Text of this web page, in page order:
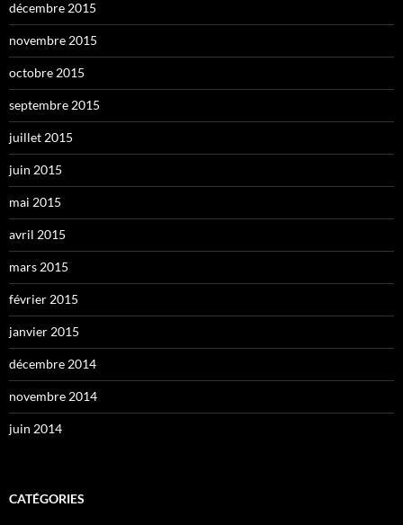
décembre 2015
novembre 2015
octobre 2015
septembre 2015
juillet 2015
juin 2015
mai 2015
avril 2015
mars 2015
février 2015
janvier 2015
décembre 2014
novembre 2014
juin 2014
CATÉGORIES